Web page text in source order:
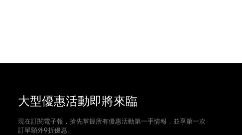
大型優惠活動即將來臨
現在訂閱電子報，搶先掌握所有優惠活動第一手情報，並享第一次
訂單額外9折優惠。